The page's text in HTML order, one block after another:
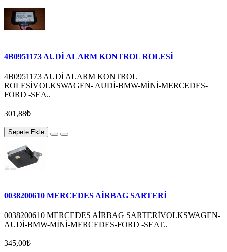
4B0951173 AUDİ ALARM KONTROL ROLESİ
4B0951173 AUDİ ALARM KONTROL
ROLESİVOLKSWAGEN- AUDİ-BMW-MİNİ-MERCEDES-
FORD -SEA..
301,88₺
Sepete Ekle
0038200610 MERCEDES AİRBAG SARTERİ
0038200610 MERCEDES AİRBAG SARTERİVOLKSWAGEN-
AUDİ-BMW-MİNİ-MERCEDES-FORD -SEAT..
345,00₺